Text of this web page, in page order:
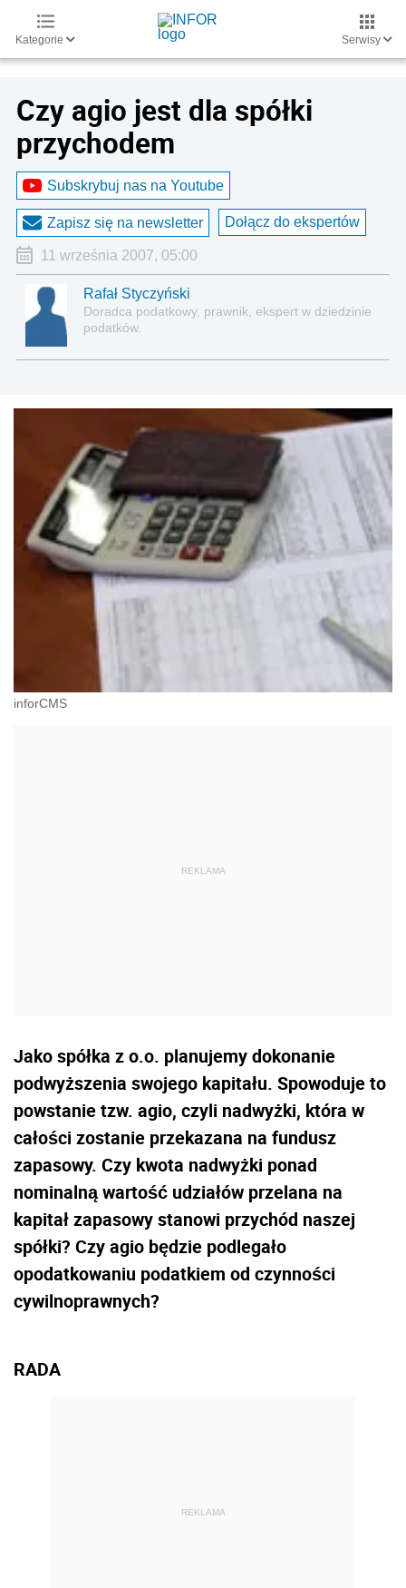
Kategorie Serwisy
Czy agio jest dla spółki
przychodem
Subskrybuj nas na Youtube
Zapisz się na newsletter Dołącz do ekspertów
11 września 2007, 05:00
Rafał Styczyński
Doradca podatkowy, prawnik, ekspert w dziedzinie
podatków.
inforCMS
Jako spółka z o.o. planujemy dokonanie
podwyższenia swojego kapitału. Spowoduje to
powstanie tzw. agio, czyli nadwyżki, która w
całości zostanie przekazana na fundusz
zapasowy. Czy kwota nadwyżki ponad
nominalną wartość udziałów przelana na
kapitał zapasowy stanowi przychód naszej
spółki? Czy agio będzie podlegało
opodatkowaniu podatkiem od czynności
cywilnoprawnych?
RADA
REKLAMA